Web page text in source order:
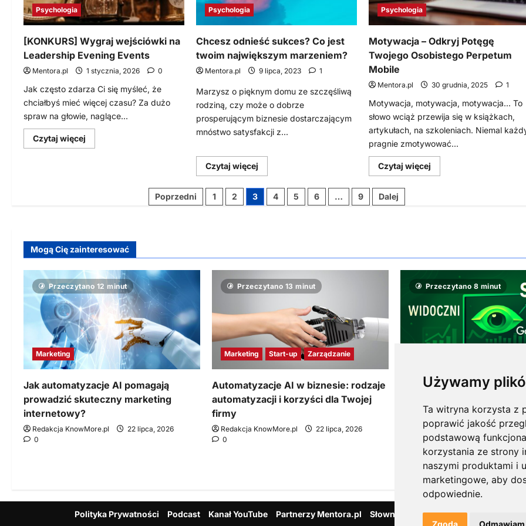
Używamy
Ta witryna korzysta z
poprawić jakość
podstawową
korzystania ze strony
naszymi produktami i
marketingowe, aby
odpowiednie.
Zgoda Odmawiam
Psychologia
[KONKURS] Wygraj wejściówki na
Leadership Evening Events
Mentora.pl 1 stycznia, 2026 0
Jak często zdarza Ci się myśleć, że
chciałbyś mieć więcej czasu? Za dużo
spraw na głowie, naglące...
Czytaj więcej
się
Psychologia
Chcesz odnieść sukces? Co jest
twoim największym marzeniem?
Mentora.pl 9 lipca, 2023 1
Marzysz o pięknym domu ze szczęśliwą
rodziną, czy może o dobrze
prosperującym biznesie dostarczającym
mnóstwo satysfakcji z...
Czytaj więcej
się
o
Chcesz
odnieść
marzeniem?
Psychologia
Motywacja – Odkryj Potęgę
Twojego Osobistego Perpetum
Mobile
Mentora.pl 30 grudnia, 2025 1
Motywacja, motywacja, motywacja... To
słowo wciąż przewija się w książkach,
artykułach, na szkoleniach. Niemal
pragnie zmotywować...
Czytaj więcej
się
Mobile
Poprzedni 1 2 3 4 5 6 … 9 Dalej
Mogą Cię zainteresować
Przeczytano 12 minut
Marketing
Jak automatyzacje AI pomagają
prowadzić skuteczny marketing
internetowy?
Redakcja KnowMore.pl
22 lipca, 2026
0
Przeczytano 13 minut
Marketing Start-up Zarządzanie
Automatyzacje AI w biznesie: rodzaje
automatyzacji i korzyści dla Twojej
firmy
Redakcja KnowMore.pl
22 lipca, 2026
0
Przeczytano 8 minut
Google Ads, SEO i
połączyć kanały, żeby
pracowała dłużej niż do
budżetu
Redakcja KnowMore.pl
20
Polityka Prywatności Podcast Kanał YouTube Partnerzy Mentora.pl Słownik marketingowy